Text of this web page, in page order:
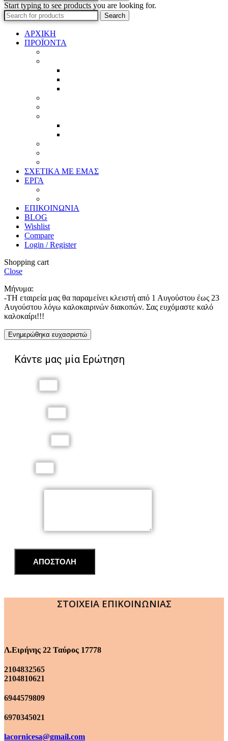
Start typing to see products you are looking for.
Search
ΑΡΧΙΚΗ
ΠΡΟΪΟΝΤΑ
ΣΧΕΤΙΚΑ ΜΕ ΕΜΑΣ
ΕΡΓΑ
ΕΠΙΚΟΙΝΩΝΙΑ
BLOG
Wishlist
Compare
Login / Register
Shopping cart
Close
Μήνυμα:
-ΤΗ εταιρεία μας θα παραμείνει κλειστή από 1 Αυγούστου έως 23
Αυγούστου λόγω καλοκαιρινών διακοπών. Σας ευχόμαστε καλό
καλοκαίρι!!!
Ενημερώθηκα ευχασριστώ
Κάντε μας μία Ερώτηση
ΑΠΟΣΤΟΛΗ
ΣΤΟΙΧΕΙΑ ΕΠΙΚΟΙΝΩΝΙΑΣ
Λ.Ειρήνης 22 Ταύρος 17778
2104832565
2104810621
6944579809
6970345021
lacornicesa@gmail.com